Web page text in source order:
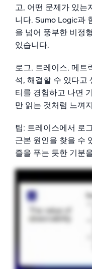
고, 어떤 문제가 있는
니다. Sumo Logic과
을 넘어 풍부한 비정
있습니다.
로그, 트레이스, 메트
석, 해결할 수 있다고
티를 경험하고 나면
만 읽는 것처럼 느껴
팁: 트레이스에서 로
근본 원인을 찾을 수
즐을 푸는 듯한 기분